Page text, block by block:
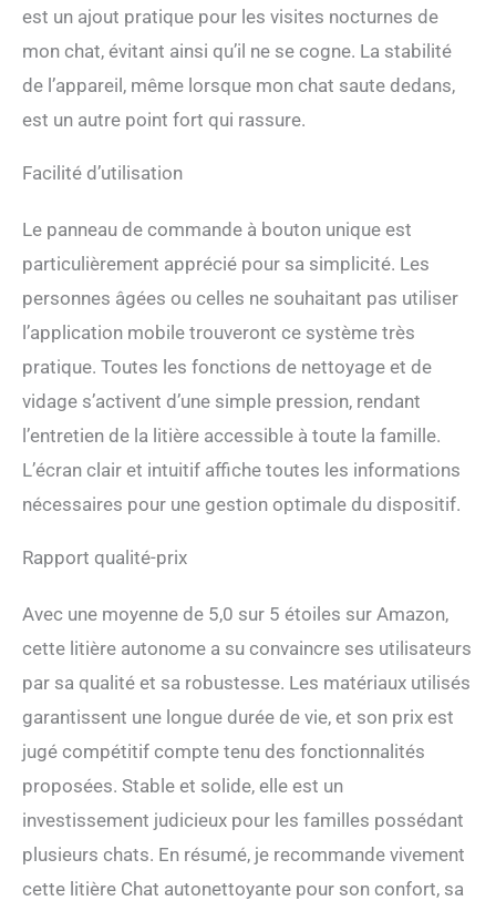
est un ajout pratique pour les visites nocturnes de
mon chat, évitant ainsi qu’il ne se cogne. La stabilité
de l’appareil, même lorsque mon chat saute dedans,
est un autre point fort qui rassure.
Facilité d’utilisation
Le panneau de commande à bouton unique est
particulièrement apprécié pour sa simplicité. Les
personnes âgées ou celles ne souhaitant pas utiliser
l’application mobile trouveront ce système très
pratique. Toutes les fonctions de nettoyage et de
vidage s’activent d’une simple pression, rendant
l’entretien de la litière accessible à toute la famille.
L’écran clair et intuitif affiche toutes les informations
nécessaires pour une gestion optimale du dispositif.
Rapport qualité-prix
Avec une moyenne de 5,0 sur 5 étoiles sur Amazon,
cette litière autonome a su convaincre ses utilisateurs
par sa qualité et sa robustesse. Les matériaux utilisés
garantissent une longue durée de vie, et son prix est
jugé compétitif compte tenu des fonctionnalités
proposées. Stable et solide, elle est un
investissement judicieux pour les familles possédant
plusieurs chats. En résumé, je recommande vivement
cette litière Chat autonettoyante pour son confort, sa